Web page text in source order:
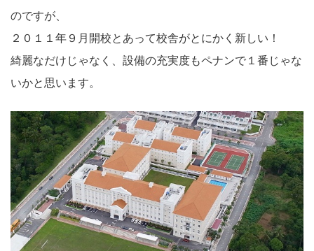
のですが、
２０１１年９月開校とあって校舎がとにかく新しい！
綺麗なだけじゃなく、設備の充実度もペナンで１番じゃな
いかと思います。